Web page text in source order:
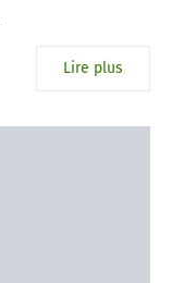
Lire plus